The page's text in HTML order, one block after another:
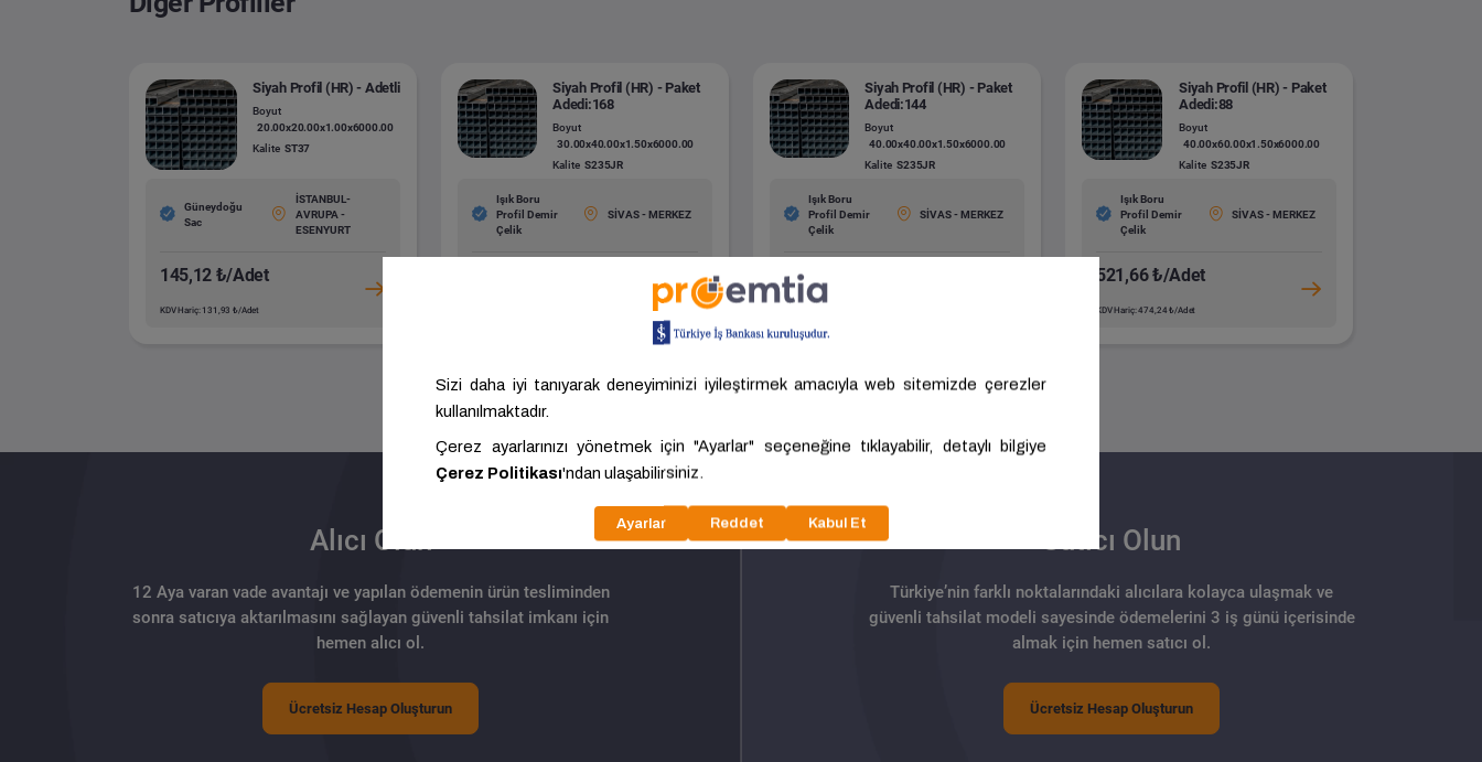
Siyah Profil (HR) - Adetli
Boyut
20.00x20.00x1.00x6000.00
Kalite ST37
Güneydoğu
Sac
İSTANBUL-
AVRUPA -
ESENYURT
145,12 ₺/Adet
KDV Hariç: 131,93 ₺/Adet
Siyah Profil (HR) - Paket
Adedi:168
Boyut
30.00x40.00x1.50x6000.00
Kalite S235JR
Işık Boru
Profil Demir
Çelik
SİVAS - MERKEZ
Siyah Profil (HR) - Paket
Adedi:144
Boyut
40.00x40.00x1.50x6000.00
Kalite S235JR
Işık Boru
Profil Demir
Çelik
SİVAS - MERKEZ
409,20 ₺/Adet
Siyah Profil (HR) - Paket
Adedi:88
Boyut
40.00x60.00x1.50x6000.00
Kalite S235JR
Işık Boru
Profil Demir
Çelik
SİVAS - MERKEZ
521,66 ₺/Adet
KDV Hariç: 474,24 ₺/Adet
Tümünü Gör
Alıcı Olun
12 Aya varan vade avantajı ve yapılan ödemenin ürün tesliminden
sonra satıcıya aktarılmasını sağlayan güvenli tahsilat imkanı için
hemen alıcı ol.
Ücretsiz Hesap Oluşturun
Satıcı Olun
Türkiye’nin farklı noktalarındaki alıcılara kolayca ulaşmak ve
güvenli tahsilat modeli sayesinde ödemelerini 3 iş günü içerisinde
almak için hemen satıcı ol.
Ücretsiz Hesap Oluşturun